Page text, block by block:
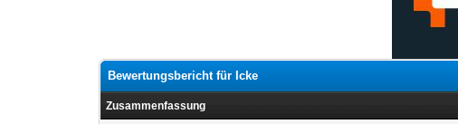
Bewertungsbericht für Icke
Zusammenfassung